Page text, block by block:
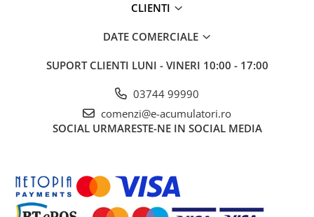
Pompe de caldura
CLIENTI
DATE COMERCIALE
SUPORT CLIENTI LUNI - VINERI 10:00 - 17:00
03744 99990
comenzi@e-acumulatori.ro
SOCIAL URMARESTE-NE IN SOCIAL MEDIA